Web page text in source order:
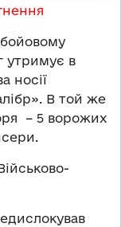
утримує в
носії
В той же
– 5 ворожих